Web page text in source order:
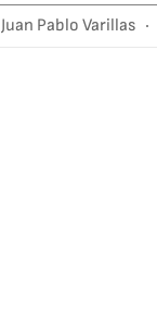
Juan Pablo Varillas